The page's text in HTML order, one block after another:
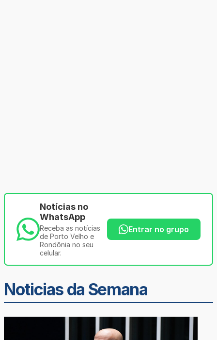
Notícias no
WhatsApp
Receba as notícias
de Porto Velho e
Rondônia no seu
celular.
Entrar no grupo
Noticias da Semana